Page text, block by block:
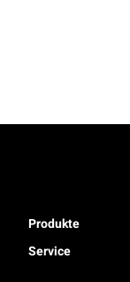
Produkte
Service